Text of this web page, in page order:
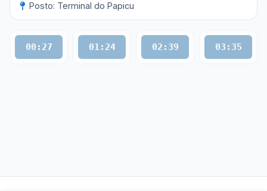
Posto: Terminal do Papicu
00:27 01:24 02:39 03:35